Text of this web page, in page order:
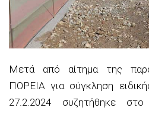
Μετά από αίτημα της
ΠΟΡΕΙΑ για σύγκληση
27.2.2024 συζητήθηκε